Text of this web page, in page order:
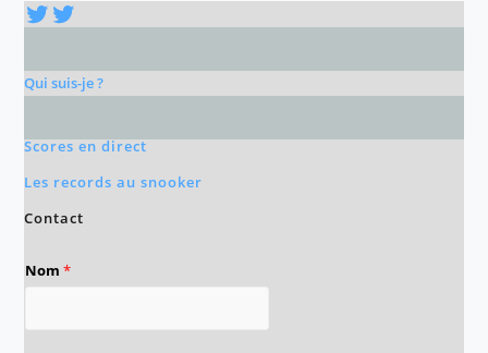
Twitter
Twitter
Qui suis-je ?
Scores en direct
Les records au snooker
Contact
Nom*